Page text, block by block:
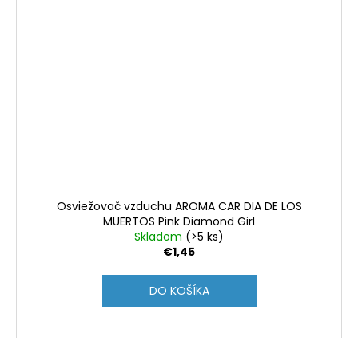
Osviežovač vzduchu AROMA CAR DIA DE LOS
MUERTOS Pink Diamond Girl
Skladom (>5 ks)
€1,45
DO KOŠÍKA